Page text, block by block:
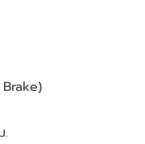
Brake)
.